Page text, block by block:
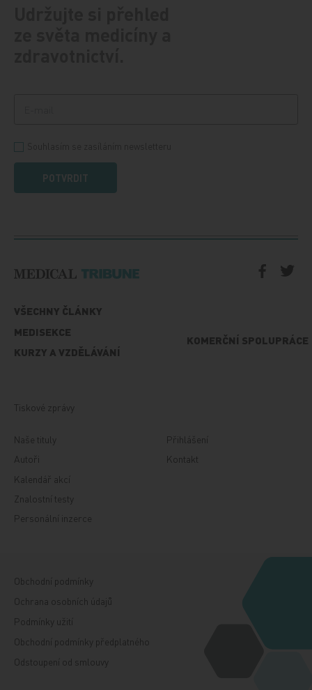
POTVRDIT
VŠECHNY ČLÁNKY
MEDISEKCE
KURZY A VZDĚLÁVÁNÍ
KOMERČNÍ SPOLUPRÁCE
Tiskové zprávy
Naše tituly
Autoři
Kalendář akcí
Znalostní testy
Personální inzerce
Přihlášení
Kontakt
Obchodní podmínky
Ochrana osobních údajů
Podmínky užití
Obchodní podmínky předplatného
Odstoupení od smlouvy